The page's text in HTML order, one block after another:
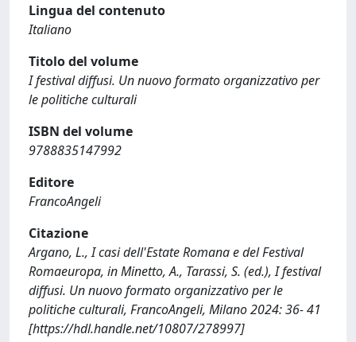
Lingua del contenuto
Italiano
Titolo del volume
I festival diffusi. Un nuovo formato organizzativo per
le politiche culturali
ISBN del volume
9788835147992
Editore
FrancoAngeli
Citazione
Argano, L., I casi dell'Estate Romana e del Festival
Romaeuropa, in Minetto, A., Tarassi, S. (ed.), I festival
diffusi. Un nuovo formato organizzativo per le
politiche culturali, FrancoAngeli, Milano 2024: 36- 41
[https://hdl.handle.net/10807/278997]